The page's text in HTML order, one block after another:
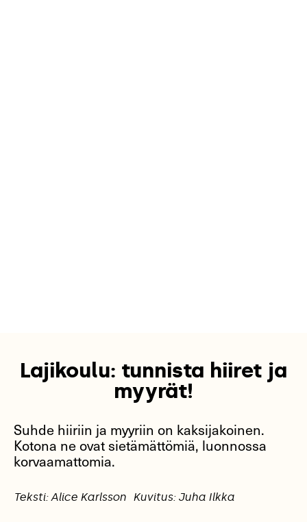
Lajikoulu: tunnista hiiret ja
myyrät!
Suhde hiiriin ja myyriin on kaksijakoinen.
Kotona ne ovat sietämättömiä, luonnossa
korvaamattomia.
Teksti: Alice Karlsson Kuvitus: Juha Ilkka